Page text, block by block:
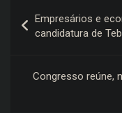
de
Empresários e
candidatura de
Congresso reúne,